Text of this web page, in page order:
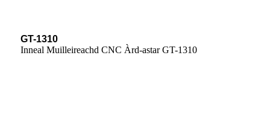
GT-1310
Inneal Muilleireachd CNC Àrd-astar GT-1310